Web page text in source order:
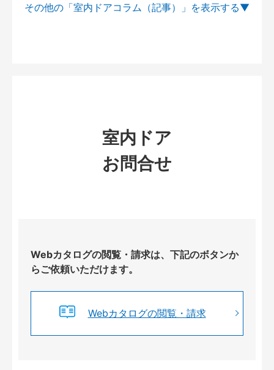
その他の「室内ドアコラム（記事）」を
室内ドア
お問合せ
Webカタログの閲覧・請求は、下記のボタンか
らご依頼いただけます。
Webカタログの閲覧・請求